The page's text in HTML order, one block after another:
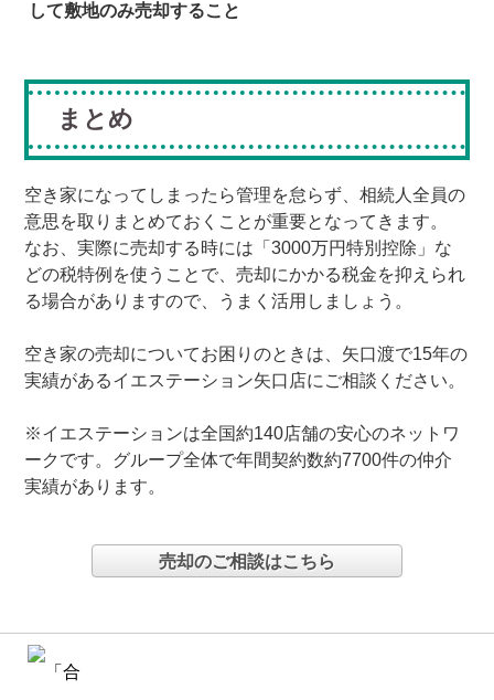
して敷地のみ売却すること
まとめ
空き家になってしまったら管理を怠らず、相続人全員の
意思を取りまとめておくことが重要となってきます。
なお、実際に売却する時には「3000万円特別控除」な
どの税特例を使うことで、売却にかかる税金を抑えられ
る場合がありますので、うまく活用しましょう。
空き家の売却についてお困りのときは、矢口渡で15年の
実績があるイエステーション矢口店にご相談ください。
※イエステーションは全国約140店舗の安心のネットワ
ークです。グループ全体で年間契約数約7700件の仲介
実績があります。
売却のご相談はこちら